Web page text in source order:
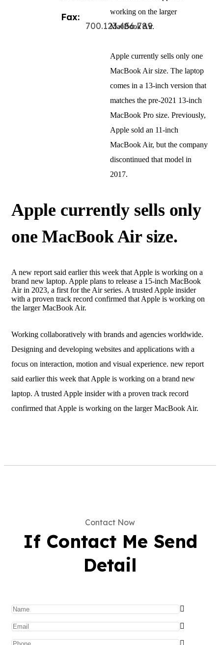
Fax:
700.123.456.789
working on the larger
MacBook Air.
Apple currently sells only one
MacBook Air size. The laptop
comes in a 13-inch version that
matches the pre-2021 13-inch
MacBook Pro size. Previously,
Apple sold an 11-inch
MacBook Air, but the company
discontinued that model in
2017.
Apple currently sells only
one MacBook Air size.
A new report said earlier this week that Apple is working on a
brand new laptop. Apple plans to release a 15-inch MacBook
Air in 2023, a first for the Air series. A trusted Apple insider
with a proven track record confirmed that Apple is working on
the larger MacBook Air.
Working collaboratively with brands and agencies worldwide.
Designing and developing websites and applications with a
focus on interaction, motion and visual experience. new report
said earlier this week that Apple is working on a brand new
laptop. A trusted Apple insider with a proven track record
confirmed that Apple is working on the larger MacBook Air.
Contact Now
If Contact Me Send
Detail